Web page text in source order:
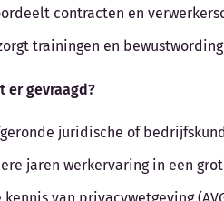
contracten en
trainingen en
er gevraagd?
juridische of
jaren werkervaring in een
kennis van privacywetgeving